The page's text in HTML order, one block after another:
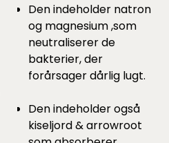
Den indeholder natron
og magnesium ,som
neutraliserer de
bakterier, der
forårsager dårlig lugt.
Den indeholder også
kiseljord & arrowroot